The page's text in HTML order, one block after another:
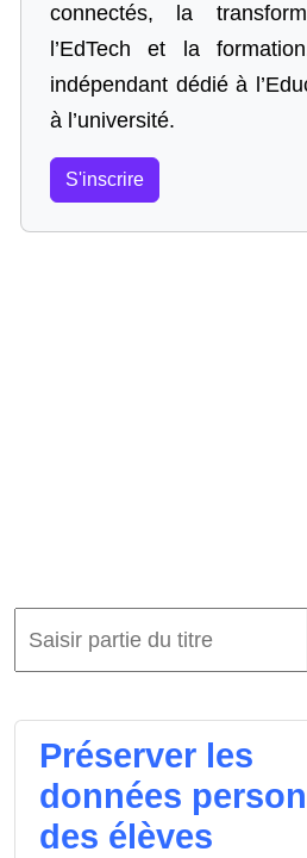
connectés, la
l’EdTech et la
indépendant dédié à
à l’université.
S'inscrire
Préserver les
données
des élèves